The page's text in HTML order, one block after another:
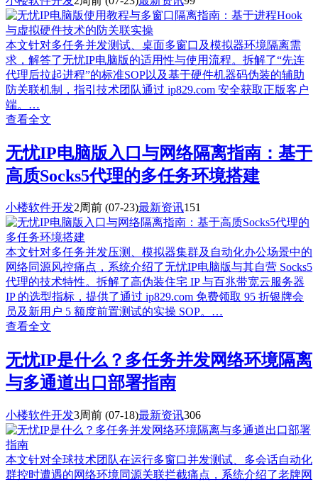
本文针对多任务并发测试、桌面多窗口及模拟器环境隔离需
求，解答了无忧IP电脑版的适用性与使用流程。拆解了“先连
代理后拉起进程”的标准SOP以及基于硬件机器码伪装的辅助
防关联机制，指引技术团队通过 ip829.com 安全获取正版客户
端。…
查看全文
无忧IP电脑版入口与网络隔离指南：基于
高质Socks5代理的多任务环境搭建
小楼软件开发2周前 (07-23)最新资讯151
本文针对多任务并发压测、模拟器集群及自动化办公场景中的
网络同源风控痛点，系统介绍了无忧IP电脑版与其自营 Socks5
代理的技术特性。拆解了高伪装住宅 IP 与百兆带宽云服务器
IP 的选型指标，提供了通过 ip829.com 免费领取 95 折银牌会
员及新用户 5 额度前置测试的实操 SOP。…
查看全文
无忧IP是什么？多任务并发网络环境隔离
与多通道出口部署指南
小楼软件开发3周前 (07-18)最新资讯306
本文针对全球技术团队在运行多窗口并发测试、多会话自动化
群控时遭遇的网络环境同源关联拦截痛点，系统介绍了老牌网